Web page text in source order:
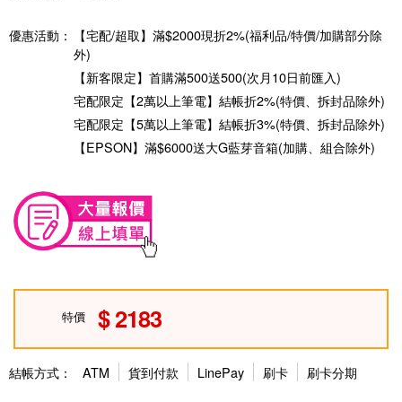
優惠活動：
【宅配/超取】滿$2000現折2%(福利品/特價/加購部分除
外)
【新客限定】首購滿500送500(次月10日前匯入)
宅配限定【2萬以上筆電】結帳折2%(特價、拆封品除外)
宅配限定【5萬以上筆電】結帳折3%(特價、拆封品除外)
【EPSON】滿$6000送大G藍芽音箱(加購、組合除外)
特價 2183
結帳方式： ATM 貨到付款 LinePay 刷卡 刷卡分期